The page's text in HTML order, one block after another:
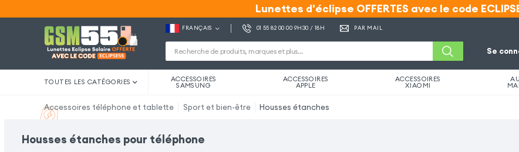
Lunettes d'éclipse OFFERTES avec le code
Lunettes d'éclipse OFFERTES avec le code
FRANÇAIS 01 55 82 00 00 9H30 / 18H PAR MAIL
Se
TOUTES LES CATÉGORIES ACCESSOIRES
SAMSUNG
ACCESSOIRES
APPLE
ACCESSOIRES
XIAOMI
Accessoires téléphone et tablette Sport et bien-être Housses étanches
Housses étanches pour téléphone